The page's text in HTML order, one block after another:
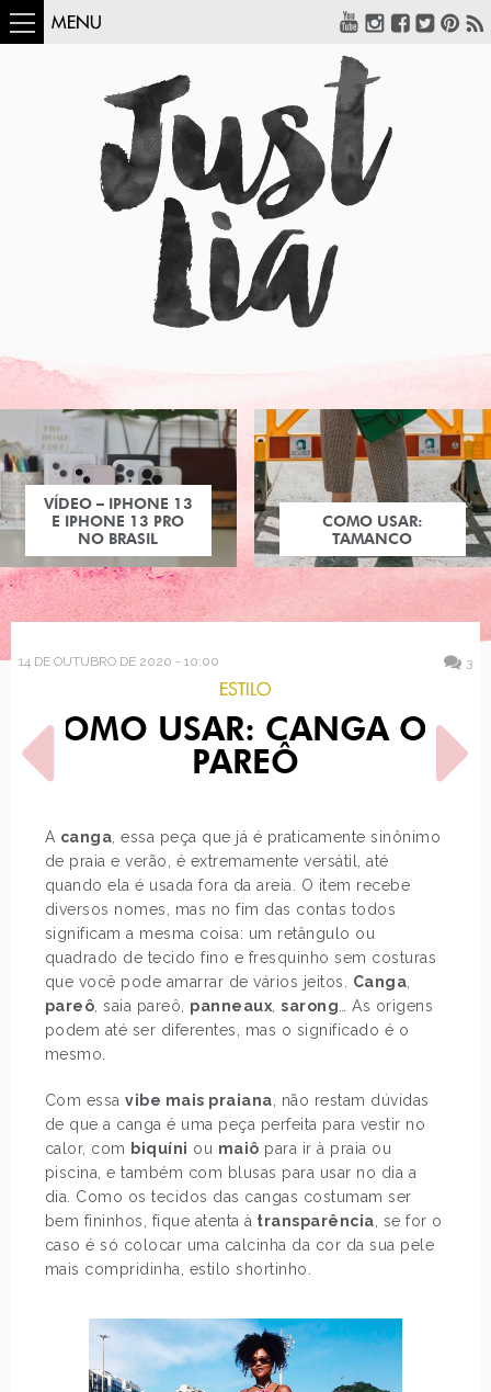
MENU
COMO USAR:
TAMANCO
14 DE OUTUBRO DE 2020 - 10:00 3
ESTILO
COMO USAR: CANGA OU
PAREÔ
A canga , essa peça que já é praticamente sinônimo
de praia e verão, é extremamente versátil, até
quando ela é usada fora da areia. O item recebe
diversos nomes, mas no fim das contas todos
significam a mesma coisa: um retângulo ou
quadrado de tecido fino e fresquinho sem costuras
que você pode amarrar de vários jeitos. Canga
pareô , saia pareô, panneaux ,sarong … As origens
podem até ser diferentes, mas o significado é o
mesmo.
Com essavibe mais praiana , não restam dúvidas
de que a canga é uma peça perfeita para vestir no
calor, com biquíni ou maiô para ir à praia ou
piscina, e também com blusas para usar no dia a
dia. Como os tecidos das cangas costumam ser
bem fininhos, fique atenta à transparência , se for o
caso é só colocar uma calcinha da cor da sua pele
mais compridinha, estilo shortinho.
POST ANTERIOR
COMO USAR: BREEZY
DRESS
PRÓXIMO POST
COMO USAR: TONS PASTEL